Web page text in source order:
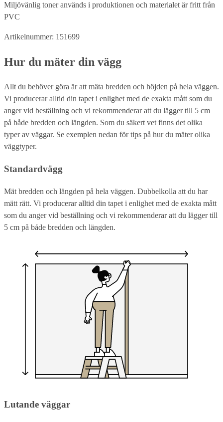
Miljövänlig toner används i produktionen och materialet är fritt från
PVC
Artikelnummer: 151699
Hur du mäter din vägg
Allt du behöver göra är att mäta bredden och höjden på hela väggen.
Vi producerar alltid din tapet i enlighet med de exakta mått som du
anger vid beställning och vi rekommenderar att du lägger till 5 cm
på både bredden och längden. Som du säkert vet finns det olika
typer av väggar. Se exemplen nedan för tips på hur du mäter olika
väggtyper.
Standardvägg
Mät bredden och längden på hela väggen. Dubbelkolla att du har
mätt rätt. Vi producerar alltid din tapet i enlighet med de exakta mått
som du anger vid beställning och vi rekommenderar att du lägger till
5 cm på både bredden och längden.
Lutande väggar